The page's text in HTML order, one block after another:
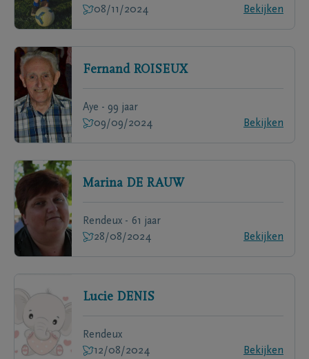
08/11/2024
Bekijken
Fernand ROISEUX
Aye - 99 jaar
09/09/2024
Bekijken
Marina DE RAUW
Rendeux - 61 jaar
28/08/2024
Bekijken
Lucie DENIS
Rendeux
12/08/2024
Bekijken